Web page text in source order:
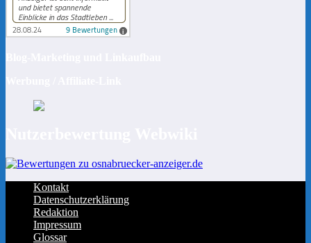
Kontakt
Datenschutzerklärung
Redaktion
Impressum
Glossar